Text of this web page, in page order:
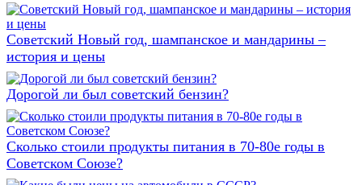
Советский Новый год, шампанское и мандарины –
история и цены
Дорогой ли был советский бензин?
Сколько стоили продукты питания в 70-80е годы в
Советском Союзе?